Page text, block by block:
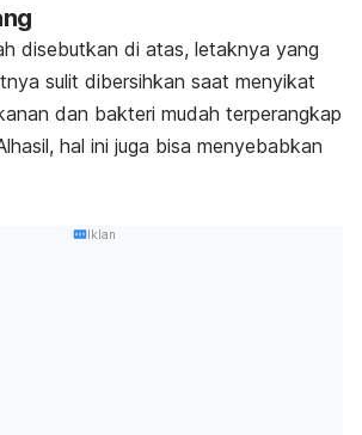
disebutkan di atas, letaknya yang
sulit dibersihkan saat menyikat
dan bakteri mudah terperangkap
hal ini juga bisa menyebabkan
Iklan